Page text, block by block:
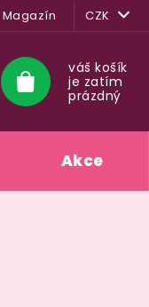
Magazín CZK
Nákupní
košík
váš košík
je zatím
prázdný
Akce